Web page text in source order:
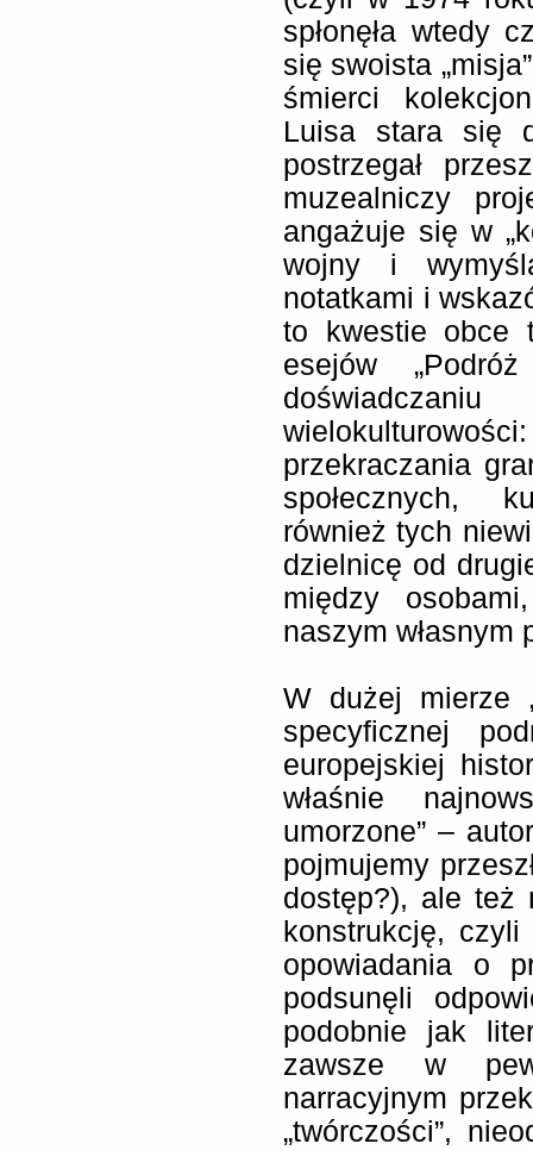
spłonęła wtedy
się swoista
śmierci
Luisa stara się
postrzegał
muzealniczy
angażuje się w
wojny i
notatkami i
to kwestie obce
esejów
przekraczania
społecznych,
również tych
dzielnicę od
między
naszym własnym
W dużej mierze
specyficznej
europejskiej
właśnie
umorzone” –
pojmujemy
dostęp?), ale też
konstrukcję, czyli
opowiadania o
podsunęli
podobnie jak
zawsze w
narracyjnym
„twórczości”,